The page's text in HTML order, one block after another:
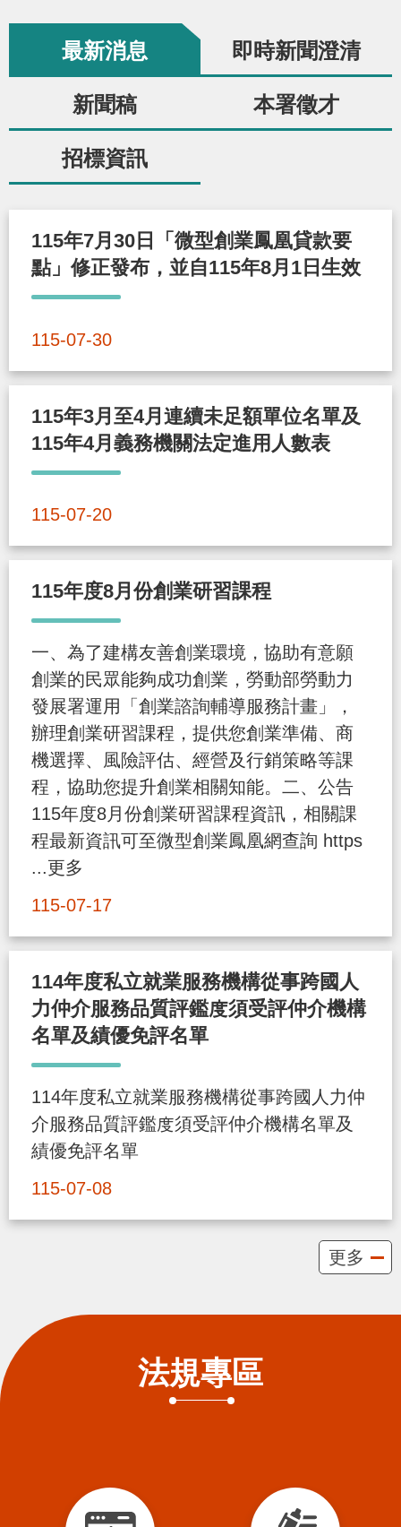
導
區
相
連
結
網
導
民
信
文
客
統
資
i
回
頁
R
隱
權
及
資
安
全
政
策
政
府
網
資
料
放
宣
告
檢
舉
貪
交
圖
最新消息 即時新聞澄清
新聞稿 本署徵才
招標資訊
115年7月30日「微型創業鳳凰貸款要
點」修正發布，並自115年8月1日生效
115-07-30
115年3月至4月連續未足額單位名單及
115年4月義務機關法定進用人數表
115-07-20
115年度8月份創業研習課程
115-07-17
一、為了建構友善創業環境，協助有意願
創業的民眾能夠成功創業，勞動部勞動力
發展署運用「創業諮詢輔導服務計畫」，
辦理創業研習課程，提供您創業準備、商
機選擇、風險評估、經營及行銷策略等課
程，協助您提升創業相關知能。二、公告
115年度8月份創業研習課程資訊，相關課
程最新資訊可至微型創業鳳凰網查詢 https
...更多
114年度私立就業服務機構從事跨國人
力仲介服務品質評鑑度須受評仲介機構
名單及績優免評名單
115-07-08
114年度私立就業服務機構從事跨國人力仲
介服務品質評鑑度須受評仲介機構名單及
績優免評名單
更多
法規專區